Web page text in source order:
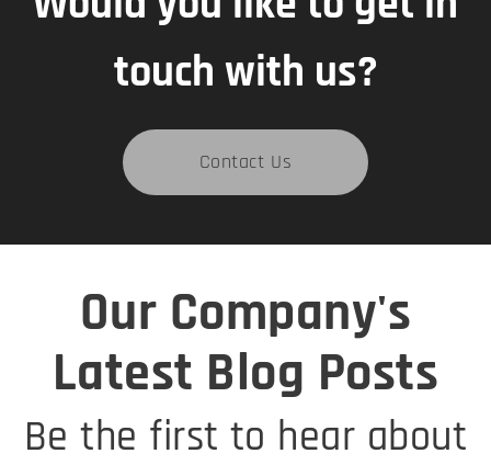
touch with us?
Contact Us
Our Company's
Latest Blog Posts
Be the first to hear about